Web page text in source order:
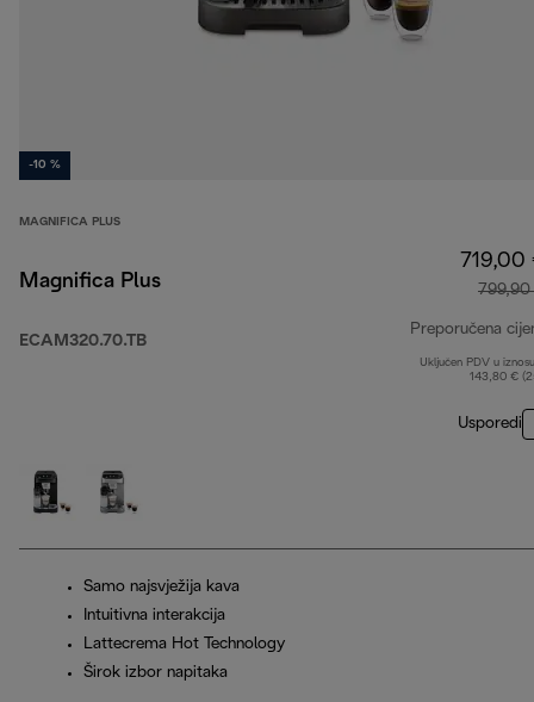
-10 %
MAGNIFICA PLUS
Magnifica Plus
ECAM320.70.TB
719,00
Preporučena
Uključen PDV u
143,80 €
Usporedi
Samo najsvježija kava
Intuitivna interakcija
Lattecrema Hot Technology
Širok izbor napitaka